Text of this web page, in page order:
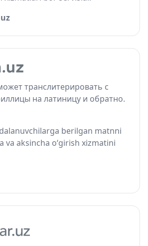
транслитерировать с
на латиницу и обратно.
berilgan matnni
va aksincha o‘girish xizmatini